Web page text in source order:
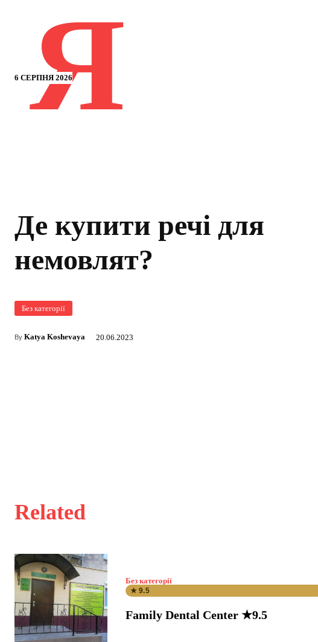
6 СЕРПНЯ 2026
Я
Де купити речі для
немовлят?
Без категорії
By Katya Koshevaya 20.06.2023
Related
Без категорії
★ 9.5
Family Dental Center ★9.5